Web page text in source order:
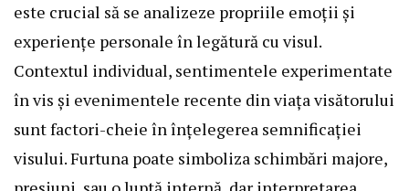
este crucial să se analizeze propriile emoții și
experiențe personale în legătură cu visul.
Contextul individual, sentimentele experimentate
în vis și evenimentele recente din viața visătorului
sunt factori-cheie în înțelegerea semnificației
visului. Furtuna poate simboliza schimbări majore,